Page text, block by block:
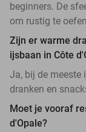
beginners. De
om rustig te
Zijn er warme
ijsbaan in Côte
Ja, bij de meeste
dranken en
Moet je vooraf
d'Opale?